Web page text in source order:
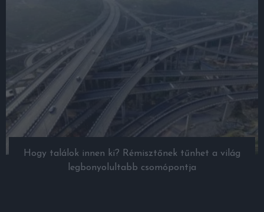
Hogy találok innen ki? Rémisztőnek tűnhet a világ
legbonyolultabb csomópontja